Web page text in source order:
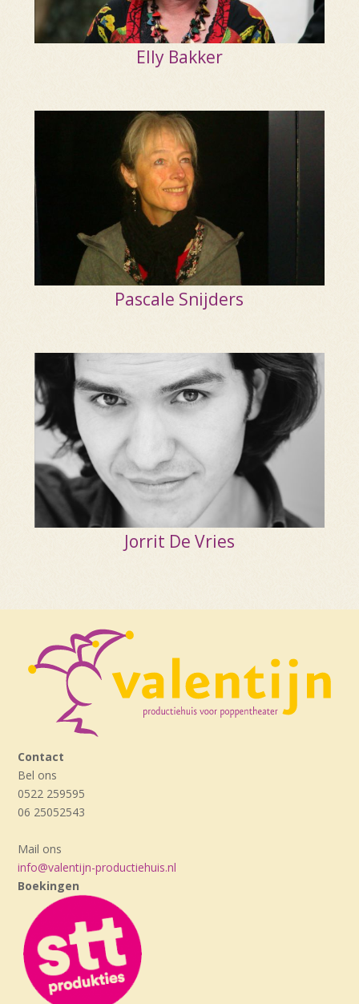
Elly Bakker
Pascale Snijders
Jorrit De Vries
Contact
Bel ons
0522 259595
06 25052543
Mail ons
info@valentijn-productiehuis.nl
Boekingen